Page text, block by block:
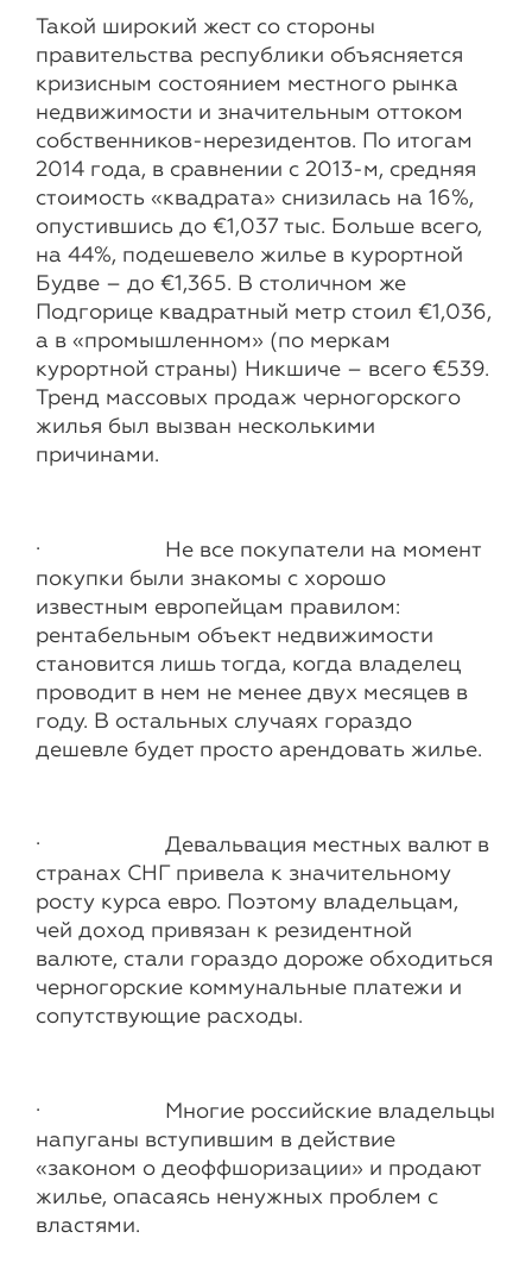
Такой широкий жест со стороны
правительства республики объясняется
кризисным состоянием местного рынка
недвижимости и значительным оттоком
собственников-нерезидентов. По итогам
2014 года, в сравнении с 2013-м, средняя
стоимость «квадрата» снизилась на 16%,
опустившись до €1,037 тыс. Больше всего,
на 44%, подешевело жилье в курортной
Будве – до €1,365. В столичном же
Подгорице квадратный метр стоил €1,036,
а в «промышленном» (по меркам
курортной страны) Никшиче – всего €539.
Тренд массовых продаж черногорского
жилья был вызван несколькими
причинами.
· Не все покупатели на момент
покупки были знакомы с хорошо
известным европейцам правилом:
рентабельным объект недвижимости
становится лишь тогда, когда владелец
проводит в нем не менее двух месяцев в
году. В остальных случаях гораздо
дешевле будет просто арендовать жилье.
· Девальвация местных валют в
странах СНГ привела к значительному
росту курса евро. Поэтому владельцам,
чей доход привязан к резидентной
валюте, стали гораздо дороже обходиться
черногорские коммунальные платежи и
сопутствующие расходы.
· Многие российские владельцы
напуганы вступившим в действие
«законом о деоффшоризации» и продают
жилье, опасаясь ненужных проблем с
властями.